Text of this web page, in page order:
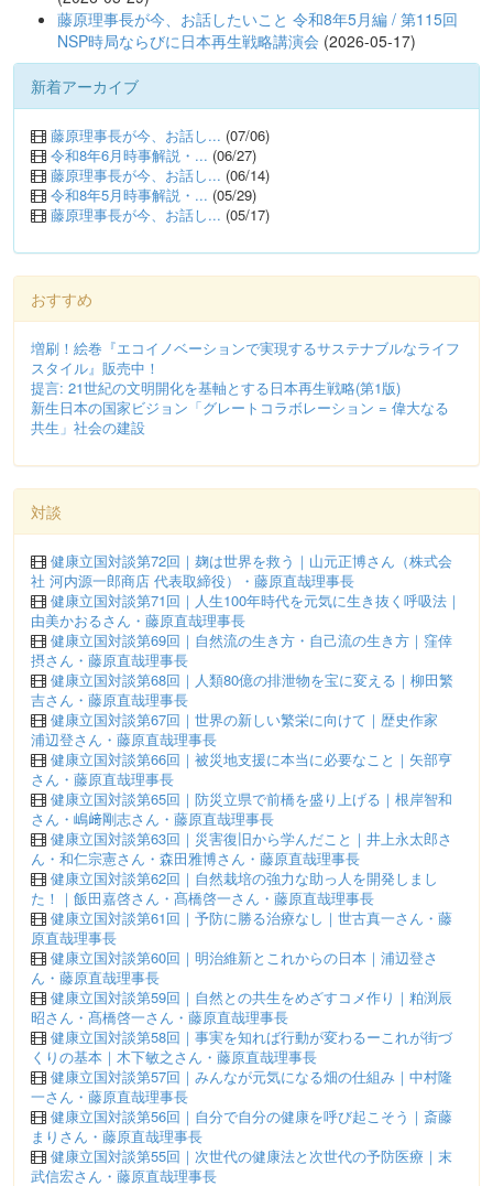
藤原理事長が今、お話したいこと 令和8年5月編 / 第115回
NSP時局ならびに日本再生戦略講演会 (2026-05-17)
新着アーカイブ
藤原理事長が今、お話し... (07/06)
令和8年6月時事解説・... (06/27)
藤原理事長が今、お話し... (06/14)
令和8年5月時事解説・... (05/29)
藤原理事長が今、お話し... (05/17)
おすすめ
増刷！絵巻『エコイノベーションで実現するサステナブルなライフ
スタイル』販売中！
提言: 21世紀の文明開化を基軸とする日本再生戦略(第1版)
新生日本の国家ビジョン「グレートコラボレーション = 偉大なる
共生」社会の建設
対談
健康立国対談第72回｜麹は世界を救う｜山元正博さん（株式会
社 河内源一郎商店 代表取締役）・藤原直哉理事長
健康立国対談第71回｜人生100年時代を元気に生き抜く呼吸法｜
由美かおるさん・藤原直哉理事長
健康立国対談第69回｜自然流の生き方・自己流の生き方｜窪倖
摂さん・藤原直哉理事長
健康立国対談第68回｜人類80億の排泄物を宝に変える｜柳田繁
吉さん・藤原直哉理事長
健康立国対談第67回｜世界の新しい繁栄に向けて｜歴史作家
浦辺登さん・藤原直哉理事長
健康立国対談第66回｜被災地支援に本当に必要なこと｜矢部亨
さん・藤原直哉理事長
健康立国対談第65回｜防災立県で前橋を盛り上げる｜根岸智和
さん・嶋﨑剛志さん・藤原直哉理事長
健康立国対談第63回｜災害復旧から学んだこと｜井上永太郎さ
ん・和仁宗憲さん・森田雅博さん・藤原直哉理事長
健康立国対談第62回｜自然栽培の強力な助っ人を開発しまし
た！｜飯田嘉啓さん・髙橋啓一さん・藤原直哉理事長
健康立国対談第61回｜予防に勝る治療なし｜世古真一さん・藤
原直哉理事長
健康立国対談第60回｜明治維新とこれからの日本｜浦辺登さ
ん・藤原直哉理事長
健康立国対談第59回｜自然との共生をめざすコメ作り｜粕渕辰
昭さん・髙橋啓一さん・藤原直哉理事長
健康立国対談第58回｜事実を知れば行動が変わるーこれが街づ
くりの基本｜木下敏之さん・藤原直哉理事長
健康立国対談第57回｜みんなが元気になる畑の仕組み｜中村隆
一さん・藤原直哉理事長
健康立国対談第56回｜自分で自分の健康を呼び起こそう｜斎藤
まりさん・藤原直哉理事長
健康立国対談第55回｜次世代の健康法と次世代の予防医療｜末
武信宏さん・藤原直哉理事長